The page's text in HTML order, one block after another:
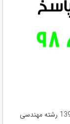
دفترچه سوالات و پاسخ کلیدی آزمون دکتری سال 1398 رشته مهندسی